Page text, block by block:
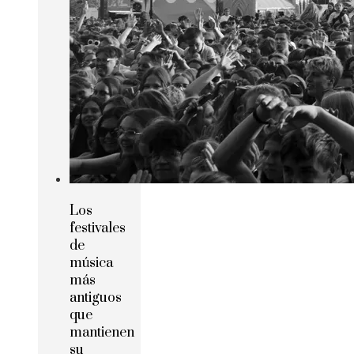
Los
festivales
de
música
más
antiguos
que
mantienen
su